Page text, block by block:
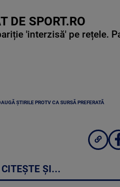
DE SPORT.RO
'interzisă' pe rețele.
ȘTIRILE PROTV CA SURSĂ PREFERATĂ
CITEȘTE ȘI...